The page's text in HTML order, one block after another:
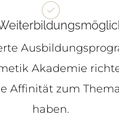
Akademie
Affinität zum
haben.